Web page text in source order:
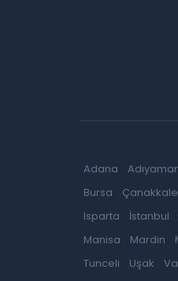
Adana
Bursa
Çanakkale
Isparta
İstanbul
Manisa
Mardin
Tunceli
Uşak